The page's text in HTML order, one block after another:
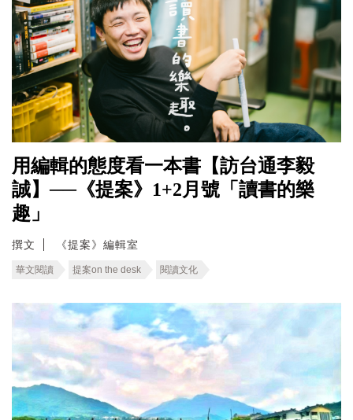
用編輯的態度看一本書【訪台通李毅
誠】──《提案》1+2月號「讀書的樂
趣」
撰文 《提案》編輯室
華文閱讀 提案on the desk 閱讀文化